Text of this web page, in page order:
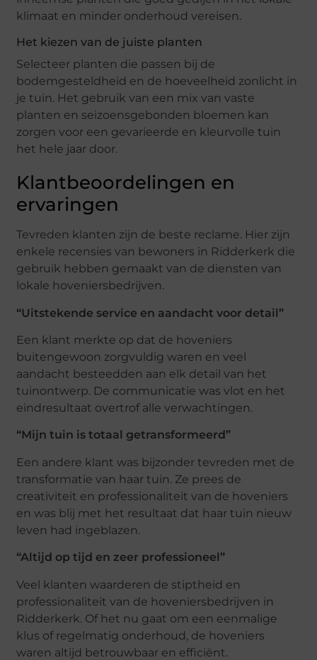
klimaat en minder onderhoud vereisen.
Het kiezen van de juiste planten
Selecteer planten die passen bij de
bodemgesteldheid en de hoeveelheid zonlicht in
je tuin. Het gebruik van een mix van vaste
planten en seizoensgebonden bloemen kan
zorgen voor een gevarieerde en kleurvolle tuin
het hele jaar door.
Klantbeoordelingen en
ervaringen
Tevreden klanten zijn de beste reclame. Hier zijn
enkele recensies van bewoners in Ridderkerk die
gebruik hebben gemaakt van de diensten van
lokale hoveniersbedrijven.
“Uitstekende service en aandacht voor detail”
Een klant merkte op dat de hoveniers
buitengewoon zorgvuldig waren en veel
aandacht besteedden aan elk detail van het
tuinontwerp. De communicatie was vlot en het
eindresultaat overtrof alle verwachtingen.
“Mijn tuin is totaal getransformeerd”
Een andere klant was bijzonder tevreden met de
transformatie van haar tuin. Ze prees de
creativiteit en professionaliteit van de hoveniers
en was blij met het resultaat dat haar tuin nieuw
leven had ingeblazen.
“Altijd op tijd en zeer professioneel”
Veel klanten waarderen de stiptheid en
professionaliteit van de hoveniersbedrijven in
Ridderkerk. Of het nu gaat om een eenmalige
klus of regelmatig onderhoud, de hoveniers
waren altijd betrouwbaar en efficiënt.